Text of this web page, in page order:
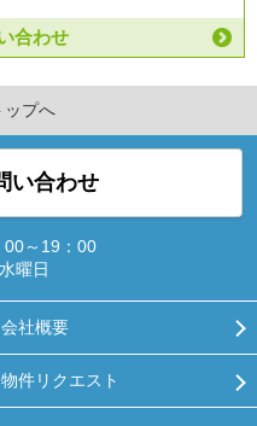
合わせ
ップへ
い合わせ
00～19：00
水曜日
会社概要
物件リクエスト